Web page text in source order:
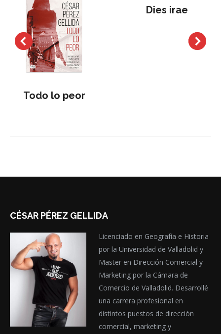
Todo lo peor
Dies irae
CÉSAR PÉREZ GELLIDA
Licenciado en Geografía e Historia
por la Universidad de Valladolid y
Master en Dirección Comercial y
Marketing por la Cámara de
Comercio de Valladolid. Desarrollé
una carrera profesional en
distintos puestos de dirección
comercial, marketing y